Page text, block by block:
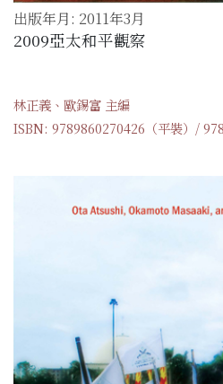
出版年月: 2011年3月
2009亞太和平觀察
林正義、歐錫富 主編
ISBN: 9789860270426（平裝）/